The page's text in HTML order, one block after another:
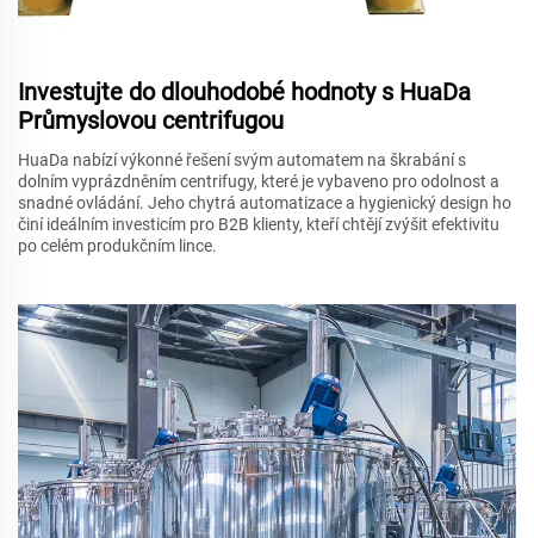
Investujte do dlouhodobé hodnoty s HuaDa
Průmyslovou centrifugou
HuaDa nabízí výkonné řešení svým automatem na škrabání s
dolním vyprázdněním centrifugy, které je vybaveno pro odolnost a
snadné ovládání. Jeho chytrá automatizace a hygienický design ho
činí ideálním investicím pro B2B klienty, kteří chtějí zvýšit efektivitu
po celém produkčním lince.